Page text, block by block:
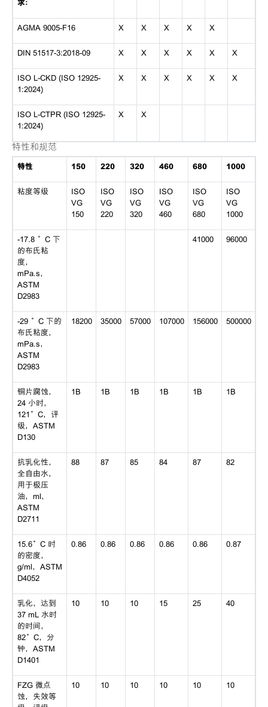
求：
AGMA 9005-F16 X X X X X
DIN 51517-3:2018-09 X X X X X X
ISO L-CKD (ISO 12925-
1:2024)
X X X X X X
ISO L-CTPR (ISO 12925-
1:2024)
X X
特性和规范
特性 150 220 320 460 680 1000
粘度等级
ISO
VG
150
ISO
VG
220
ISO
VG
320
ISO
VG
460
ISO
VG
680
ISO
VG
1000
-17.8 °C 下
的布氏粘
度，
mPa.s，
ASTM
D2983
41000 96000
-29 °C 下的
布氏粘度，
mPa.s，
ASTM
D2983
18200 35000 57000 107000 156000 500000
铜片腐蚀，
24 小时，
121°C，评
级，ASTM
D130
1B 1B 1B 1B 1B 1B
抗乳化性，
全自由水，
用于极压
油，ml，
ASTM
D2711
88 87 85 84 87 82
15.6°C 时
的密度，
g/ml，ASTM
D4052
0.86 0.86 0.86 0.86 0.86 0.87
乳化，达到
37 mL 水时
的时间，
82°C，分
钟，ASTM
D1401
10 10 10 15 25 40
FZG 微点
蚀，失效等
10 10 10 10 10 10